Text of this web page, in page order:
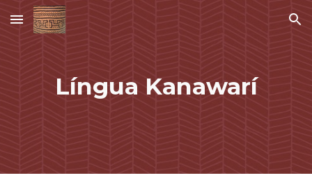
Skip to main content Skip to navigation
Língua Kanawarí